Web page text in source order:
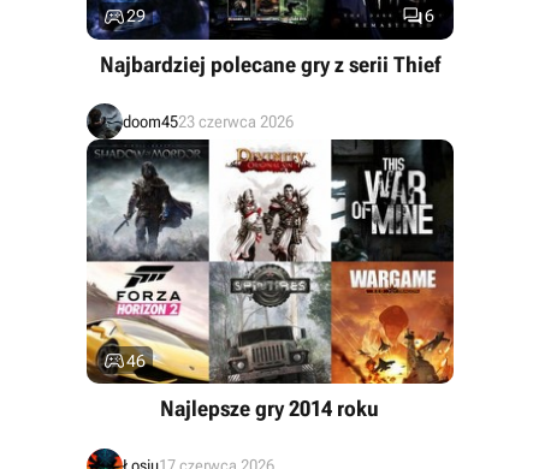
6
29
Najbardziej polecane gry z serii Thief
doom4523 czerwca 2026
46
Najlepsze gry 2014 roku